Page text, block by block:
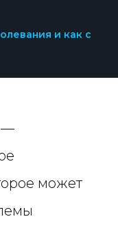
и как с
—
может